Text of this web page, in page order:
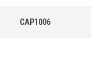
CAP1006